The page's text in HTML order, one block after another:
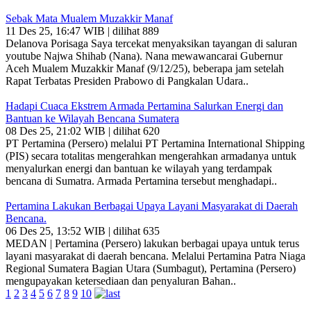
Sebak Mata Mualem Muzakkir Manaf
11 Des 25, 16:47 WIB | dilihat 889
Delanova Porisaga Saya tercekat menyaksikan tayangan di saluran
youtube Najwa Shihab (Nana). Nana mewawancarai Gubernur
Aceh Mualem Muzakkir Manaf (9/12/25), beberapa jam setelah
Rapat Terbatas Presiden Prabowo di Pangkalan Udara..
Hadapi Cuaca Ekstrem Armada Pertamina Salurkan Energi dan
Bantuan ke Wilayah Bencana Sumatera
08 Des 25, 21:02 WIB | dilihat 620
PT Pertamina (Persero) melalui PT Pertamina International Shipping
(PIS) secara totalitas mengerahkan mengerahkan armadanya untuk
menyalurkan energi dan bantuan ke wilayah yang terdampak
bencana di Sumatra. Armada Pertamina tersebut menghadapi..
Pertamina Lakukan Berbagai Upaya Layani Masyarakat di Daerah
Bencana.
06 Des 25, 13:52 WIB | dilihat 635
MEDAN | Pertamina (Persero) lakukan berbagai upaya untuk terus
layani masyarakat di daerah bencana. Melalui Pertamina Patra Niaga
Regional Sumatera Bagian Utara (Sumbagut), Pertamina (Persero)
mengupayakan ketersediaan dan penyaluran Bahan..
1 2 3 4 5 6 7 8 9 10